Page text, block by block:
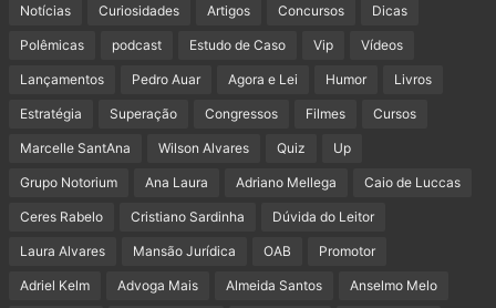
Notícias Curiosidades Artigos Concursos Dicas
Polêmicas podcast Estudo de Caso Vip Vídeos
Lançamentos Pedro Auar Agora e Lei Humor Livros
Estratégia Superação Congressos Filmes Cursos
Marcelle SantAna Wilson Alvares Quiz Up
Grupo Notorium Ana Laura Adriano Mellega Caio de Luccas
Ceres Rabelo Cristiano Sardinha Dúvida do Leitor
Laura Alvares Mansão Jurídica OAB Promotor
Adriel Kelm Advoga Mais Almeida Santos Anselmo Melo